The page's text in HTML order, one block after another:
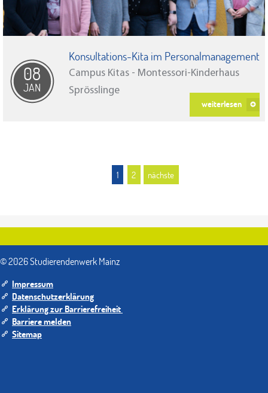
08
JAN
Konsultations-Kita im Personalmanagement
Campus Kitas - Montessori-Kinderhaus
Sprösslinge
weiterlesen
1 2 nächste
© 2026 Studierendenwerk Mainz
Impressum
Datenschutzerklärung
Erklärung zur Barrierefreiheit
Barriere melden
Sitemap